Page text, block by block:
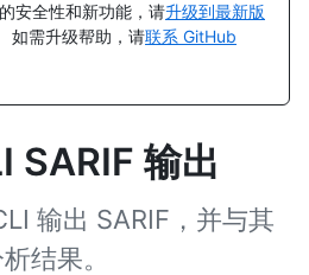
安全性和新功能，请升级到最新版
如需升级帮助，请联系 GitHub
SARIF 输出
输出 SARIF，并与其
结果。